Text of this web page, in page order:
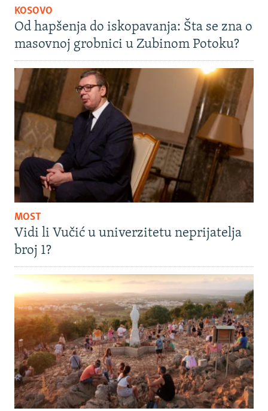
KOSOVO
Od hapšenja do iskopavanja: Šta se zna o
masovnoj grobnici u Zubinom Potoku?
MOST
Vidi li Vučić u univerzitetu neprijatelja
broj 1?